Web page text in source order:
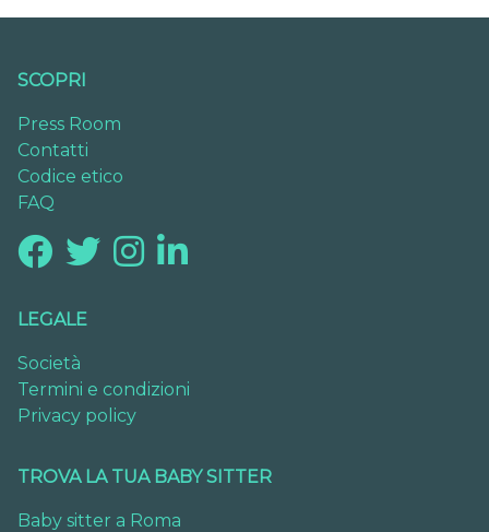
SCOPRI
Press Room
Contatti
Codice etico
FAQ
LEGALE
Società
Termini e condizioni
Privacy policy
TROVA LA TUA BABY SITTER
Baby sitter a Roma